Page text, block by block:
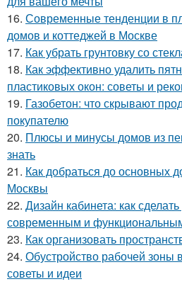
16. Современные тенденции в
домов и коттеджей в Москве
17. Как убрать грунтовку со
18. Как эффективно удалить
пластиковых окон: советы и
19. Газобетон: что скрывают
покупателю
20. Плюсы и минусы домов из
знать
21. Как добраться до основных
Москвы
22. Дизайн кабинета: как
современным и
23. Как организовать
24. Обустройство рабочей зоны
советы и идеи